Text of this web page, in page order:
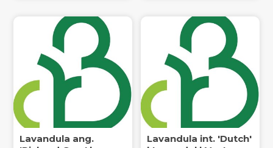
Lavandula ang.
Lavandula int. 'Dutch'